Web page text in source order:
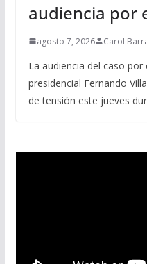
audiencia por
agosto 7, 2026 Carol
La audiencia del caso
presidencial Fernando
de tensión este jueves